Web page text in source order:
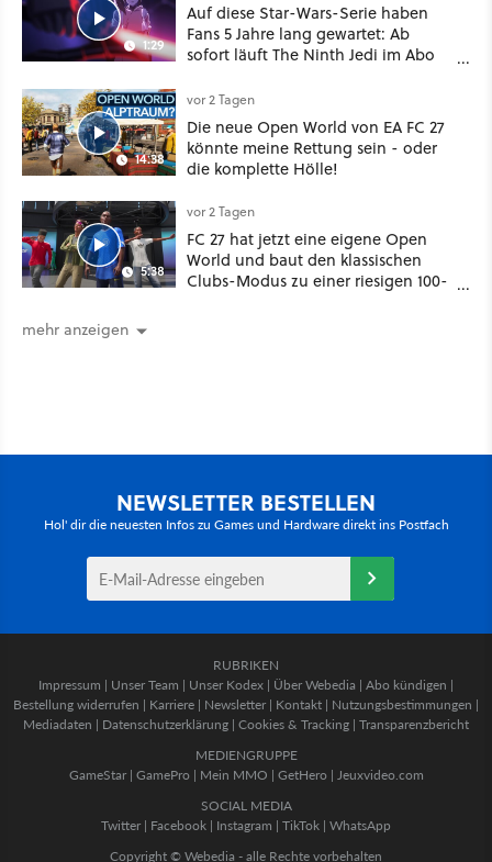
1:29
Auf diese Star-Wars-Serie haben
Fans 5 Jahre lang gewartet: Ab
sofort läuft The Ninth Jedi im Abo
14:38
vor 2 Tagen
Die neue Open World von EA FC 27
könnte meine Rettung sein - oder
die komplette Hölle!
5:38
vor 2 Tagen
FC 27 hat jetzt eine eigene Open
World und baut den klassischen
Clubs-Modus zu einer riesigen 100-
mehr anzeigen
NEWSLETTER BESTELLEN
Hol' dir die neuesten Infos zu Games und Hardware direkt ins Postfach
RUBRIKEN
Impressum | Unser Team | Unser Kodex | Über Webedia | Abo kündigen |
Bestellung widerrufen | Karriere | Newsletter | Kontakt | Nutzungsbestimmungen |
Mediadaten | Datenschutzerklärung | Cookies & Tracking | Transparenzbericht
MEDIENGRUPPE
GameStar| GamePro | Mein MMO | GetHero | Jeuxvideo.com
SOCIAL MEDIA
Twitter | Facebook | Instagram | TikTok | WhatsApp
Copyright © Webedia - alle Rechte vorbehalten